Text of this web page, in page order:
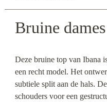
Bruine
Deze bruine top van Ibana
een recht model. Het
subtiele split aan de hals.
schouders voor een